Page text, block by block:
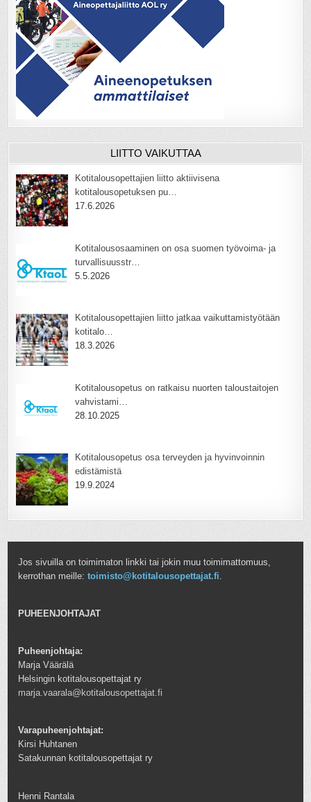
LIITTO VAIKUTTAA
Kotitalousopettajien liitto aktiivisena
kotitalousopetuksen pu…
17.6.2026
Kotitalousosaaminen on osa suomen työvoima- ja
turvallisuusstr…
5.5.2026
Kotitalousopettajien liitto jatkaa vaikuttamistyötään
kotitalo…
18.3.2026
Kotitalousopetus on ratkaisu nuorten taloustaitojen
vahvistami…
28.10.2025
Kotitalousopetus osa terveyden ja hyvinvoinnin
edistämistä
19.9.2024
Jos sivuilla on toimimaton linkki tai jokin muu toimimattomuus,
kerrothan meille:toimisto@kotitalousopettajat.fi.
PUHEENJOHTAJAT
Puheenjohtaja:
Marja Väärälä
Helsingin kotitalousopettajat ry
marja.vaarala@kotitalousopettajat.fi
Varapuheenjohtajat:
Kirsi Huhtanen
Satakunnan kotitalousopettajat ry
Henni Rantala